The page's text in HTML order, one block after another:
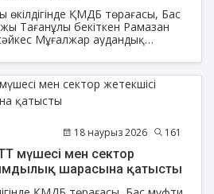
ҚМДБ төрағасы, Бас
Тағанұлы бекіткен Рамазан
Мұғалжар аудандық
шапағатшым — Рамазан»
оған Ақтөбе қаласынан арнайы
облыс бойынша жетекшісі
РАТТ мүшесі, «Бақытжан»
18 наурыз 2026 161
мүшесі мен сектор
шарасына қатысты